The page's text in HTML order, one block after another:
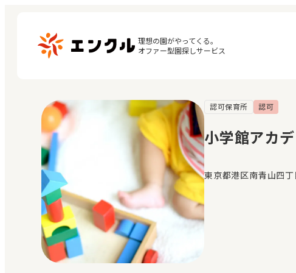
理想の園がやってくる。
オファー型園探しサービス
保育園・幼稚園を探す
マイペー
閲覧履
お気に
認可保育所 認可
小学館アカ
東京都港区南青山四